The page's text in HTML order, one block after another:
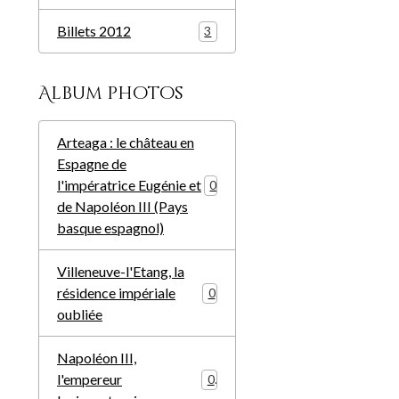
Billets 2012 3
Album photos
Arteaga : le château en
Espagne de
l'impératrice Eugénie et
de Napoléon III (Pays
basque espagnol)
Villeneuve-l'Etang, la
résidence impériale
oubliée
0
Napoléon III,
l'empereur
0